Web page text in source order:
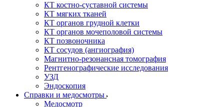
КТ костно-суставной системы
КТ мягких тканей
КТ органов грудной клетки
КТ органов мочеполовой системы
КТ позвоночника
КТ сосудов (ангиография)
Магнитно-резонансная томография
Рентгенографические исследования
УЗД
Эндоскопия
Справки и медосмотры
Медосмотр